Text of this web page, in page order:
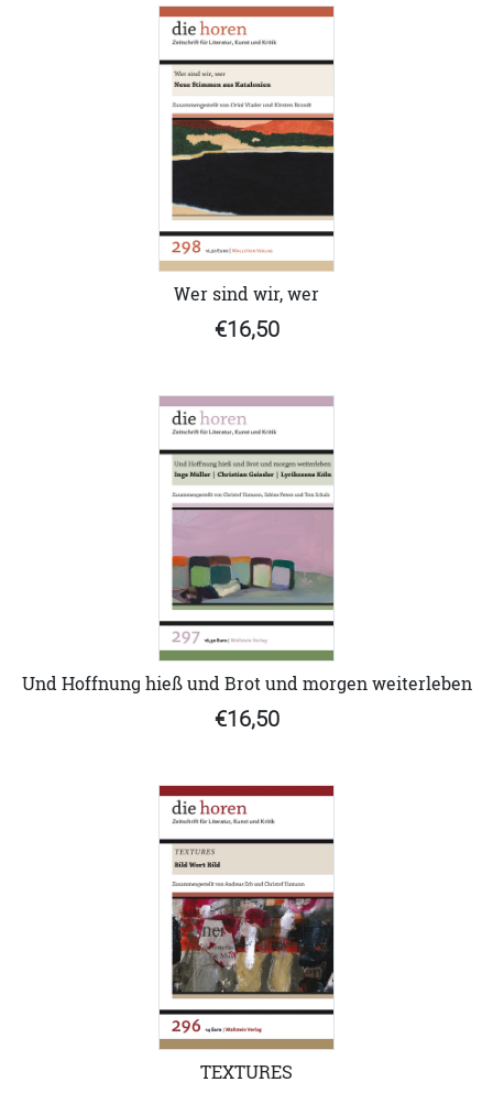
Wer sind wir, wer
€16,50
Und Hoffnung hieß und Brot und morgen weiterleben
€16,50
TEXTURES